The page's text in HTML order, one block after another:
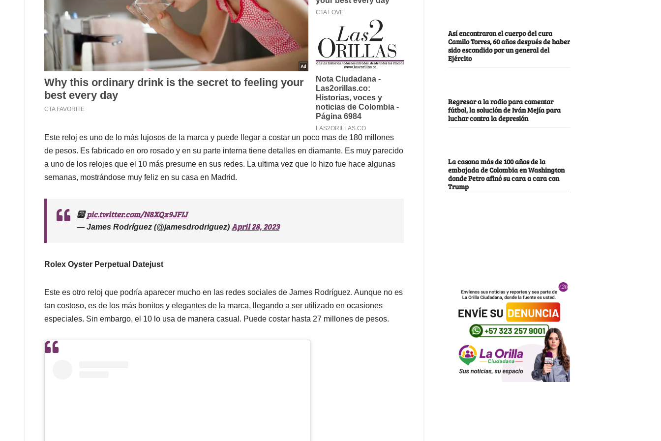
Este reloj es uno de lo más lujosos de la marca y puede llegar a costar un poco mas de 180 millones
de pesos. Es fabricado en oro rosado y en su parte interna tiene detalles en diamante. Es muy parecido
a uno de los relojes que el 10 más presume en sus redes. La ultima vez que lo hizo fue hace algunas
semanas, mostrándose muy feliz en su casa en Madrid.
🔟pic.twitter.com/N8XQx9JFIJ
— James Rodríguez (@jamesdrodriguez) April 28, 2023
Rolex Oyster Perpetual Datejust
Este es otro reloj que podría aparecer mucho en las redes sociales de James Rodríguez. Aunque no es
tan costoso, es de los más bonitos y elegantes de la marca, llegando a ser utilizado en ocasiones
especiales. Sin embargo, el 10 lo usa de manera casual. Puede costar hasta 27 millones de pesos.
Así encontraron el cuerpo del cura
Camilo Torres, 60 años después de haber
sido escondido por un general del
Ejército
Regresar a la radio para comentar
fútbol, la solución de Iván Mejía para
luchar contra la depresión
La casona más de 100 años de la
embajada de Colombia en Washington
donde Petro afinó su cara a cara con
Trump